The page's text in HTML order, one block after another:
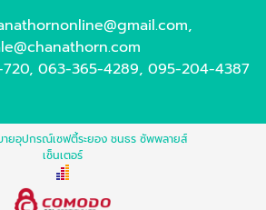
,
, 063-365-4289, 095-204-4387
ายอุปกรณ์เซฟตี้ระยอง ชนธร ซัพพลายส์
เซ็นเตอร์